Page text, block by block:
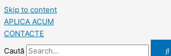
Skip to content
APLICA ACUM
CONTACTE
Caută